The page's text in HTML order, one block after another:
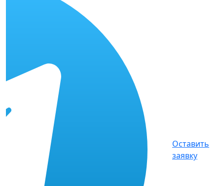
Оставить
заявку